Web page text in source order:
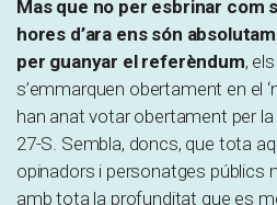
Mas que no per esbrinar com
hores d’ara ens són
per guanyar el referèndum,
s’emmarquen obertament en el
han anat votar obertament per
27-S. Sembla, doncs, que tota
opinadors i personatges públics
amb tota la profunditat que es